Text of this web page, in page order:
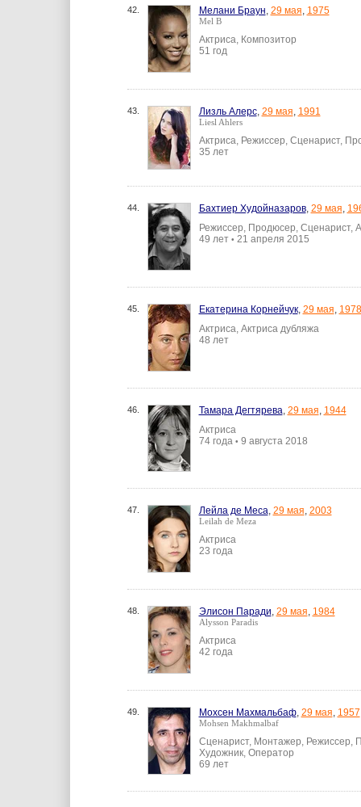
42. Мелани Браун, 29 мая, 1975
Mel B
Актриса, Композитор
51 год
43. Лизль Алерс, 29 мая, 1991
Liesl Ahlers
Актриса, Режиссер, Сценарист,
35 лет
44. Бахтиер Худойназаров, 29 мая,
Режиссер, Продюсер, Сценарист,
49 лет • 21 апреля 2015
45. Екатерина Корнейчук, 29 мая, 1978
Актриса, Актриса дубляжа
48 лет
46. Тамара Дегтярева, 29 мая, 1944
Актриса
74 года • 9 августа 2018
47. Лейла де Меса, 29 мая, 2003
Leilah de Meza
Актриса
23 года
48. Элисон Паради, 29 мая, 1984
Alysson Paradis
Актриса
42 года
49. Мохсен Махмальбаф, 29 мая, 1957
Mohsen Makhmalbaf
Сценарист, Монтажер, Режиссер,
Художник, Оператор
69 лет